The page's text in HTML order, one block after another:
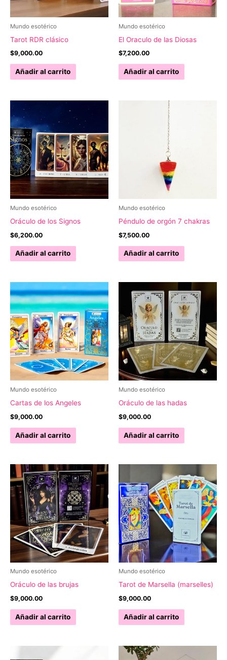
en
producto
Mundo esotérico
Tarot RDR clásico
$9,000.00
Añadir al carrito
Mundo esotérico
El Oraculo de las Diosas
$7,200.00
Añadir al carrito
Mundo esotérico
Oráculo de los Signos
$6,200.00
Añadir al carrito
Mundo esotérico
Péndulo de orgón 7 chakras
$7,500.00
Añadir al carrito
Mundo esotérico
Cartas de los Angeles
$9,000.00
Añadir al carrito
Mundo esotérico
Oráculo de las hadas
$9,000.00
Añadir al carrito
Mundo esotérico
Oráculo de las brujas
$9,000.00
Añadir al carrito
Mundo esotérico
Tarot de Marsella (marselles)
$9,000.00
Añadir al carrito